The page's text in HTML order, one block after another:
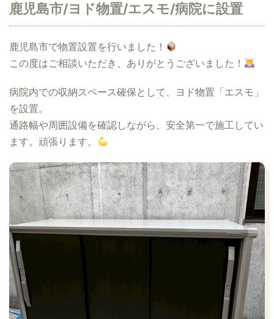
鹿児島市/ヨド物置/エスモ/病院に設置
鹿児島市で物置設置を行いました！
この度はご相談いただき、ありがとうございました！
病院内での収納スペース確保として、ヨド物置「エスモ」
を設置。
通路幅や周囲設備を確認しながら、安全第一で施工してい
ます。頑張ります。